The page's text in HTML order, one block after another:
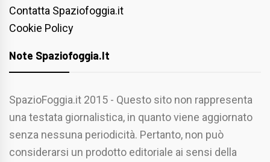
Contatta Spaziofoggia.it
Cookie Policy
Note Spaziofoggia.it
SpazioFoggia.it 2015 - Questo sito non rappresenta
una testata giornalistica, in quanto viene aggiornato
senza nessuna periodicità. Pertanto, non può
considerarsi un prodotto editoriale ai sensi della